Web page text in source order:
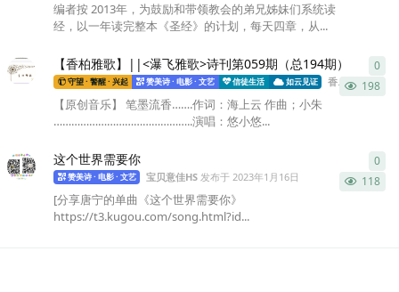
编者按 2013年，为鼓励和带领教会的弟兄姊妹们系统读
经，以一年读完整本《圣经》的计划，每天四章，从...
【香柏雅歌】||<瀑飞雅歌>诗刊第059期（总194期）
守望 · 警醒 · 兴起 赞美诗 · 电影 · 文艺 信徒生活 如云见证 香柏雅歌 发布
198
【原创音乐】 笔墨流香…….作词：海上云 作曲；小朱
………………………………………..演唱：悠小悠...
0
这个世界需要你
赞美诗 · 电影 · 文艺 宝贝意佳HS 发布于2023年1月16日 118
[分享唐宁的单曲《这个世界需要你》
https://t3.kugou.com/song.html?id...
0